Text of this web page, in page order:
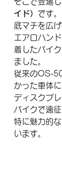
そこで登場
イド） です。
底マチを広
エアロハン
着したバイ
ました。
従来のOS-
かった車体
ディスクブ
バイクで遠
特に魅力的
います。